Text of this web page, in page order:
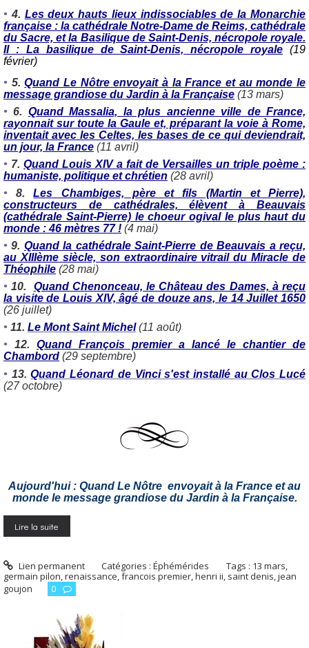
• 4. Les deux hauts lieux indissociables de la Monarchie
française : la cathédrale Notre-Dame de Reims, cathédrale
du Sacre, et la Basilique de Saint-Denis, nécropole royale.
II : La basilique de Saint-Denis, nécropole royale (19
février)
• 5. Quand Le Nôtre envoyait à la France et au monde le
message grandiose du Jardin à la Française (13 mars)
• 6. Quand Massalia, la plus ancienne ville de France,
rayonnait sur toute la Gaule et, préparant la voie à Rome,
inventait avec les Celtes, les bases de ce qui deviendrait,
un jour, la France (11 avril)
• 7. Quand Louis XIV a fait de Versailles un triple poème :
humaniste, politique et chrétien (28 avril)
•
8.Les Chambiges, père et fils (Martin et Pierre),
constructeurs de cathédrales, élèvent à Beauvais
(cathédrale Saint-Pierre) le choeur ogival le plus haut du
monde : 46 mètres 77 ! (4 mai)
• 9. Quand la cathédrale Saint-Pierre de Beauvais a reçu,
au XIIIème siècle, son extraordinaire vitrail du Miracle de
Théophile (28 mai)
• 10. Quand Chenonceau, le Château des Dames, à reçu
la visite de Louis XIV, âgé de douze ans, le 14 Juillet 1650
(26 juillet)
• 11. Le Mont Saint Michel (11 août)
• 12.
Quand François premier a lancé le chantier de
Chambord (29 septembre)
• 13. Quand Léonard de Vinci s'est installé au Clos Lucé
(27 octobre)
Aujourd'hui : Quand Le Nôtre envoyait à la France et au
monde le message grandiose du Jardin à la Française.
Lire la suite
Lien permanent Catégories :Éphémérides Tags : 13 mars,
germain pilon,renaissance,francois premier,henri ii, saint denis,jean
goujon
0